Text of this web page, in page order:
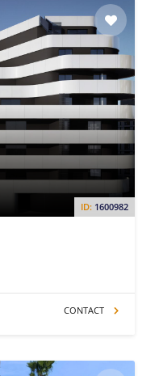
ID: 1600982
CONTACT